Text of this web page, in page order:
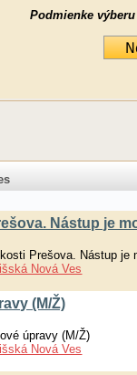
Podmienke výberu
Nástup je
Prešova. Nástup je
Nová Ves
(M/Ž)
úpravy (M/Ž)
Nová Ves